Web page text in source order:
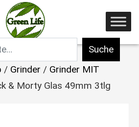
Suche
/ Grinder / Grinder MIT
& Morty Glas 49mm 3tlg